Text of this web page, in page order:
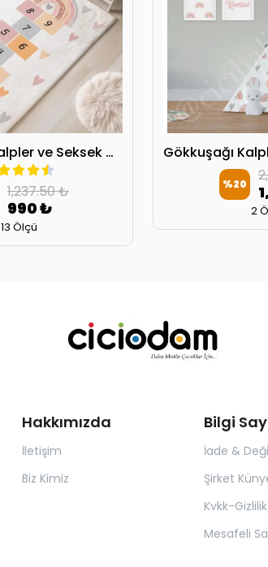
Gökkuşağı Kalpler ve Seksek Çocuk Halısı 5078
1,237.50 ₺
990 ₺
13 Ölçü
%20
2
Hakkımızda
İletişim
Biz Kimiz
Bilgi
İade &
Şirket
Kvkk-
Mesafeli